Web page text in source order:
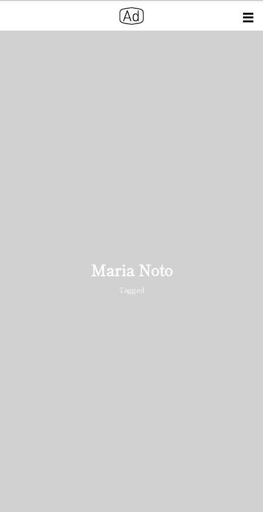
Maria Noto
Tagged